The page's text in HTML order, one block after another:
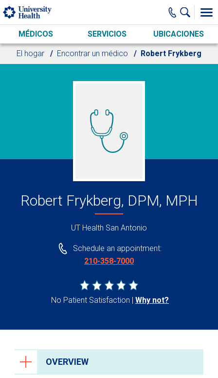
Skip to main content
MÉDICOS SERVICIOS UBICACIONES
El hogar Encontrar un médico Robert Frykberg
Robert Frykberg, DPM, MPH
UT Health San Antonio
Schedule an appointment:
210-358-7000
No Patient Satisfaction Why not?
OVERVIEW